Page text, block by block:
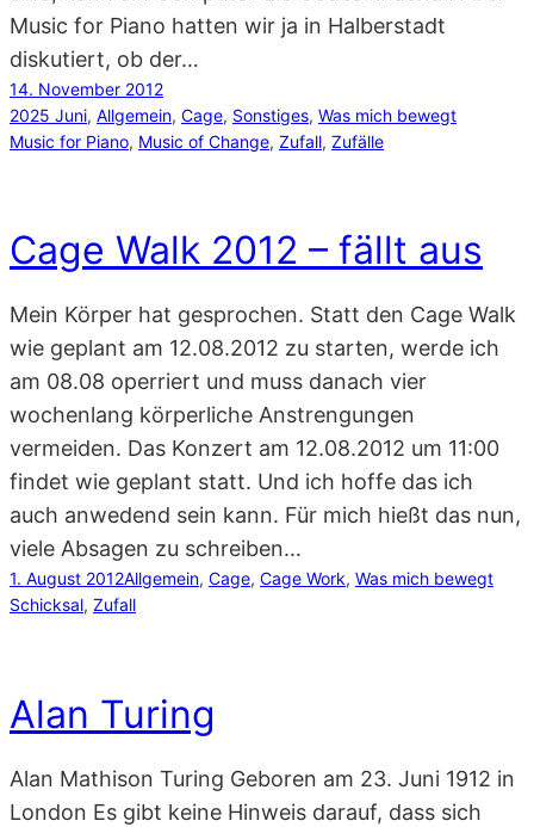
Music for Piano hatten wir ja in Halberstadt
diskutiert, ob der…
14. November 2012
2025 Juni, Allgemein, Cage, Sonstiges, Was mich bewegt
Music for Piano, Music of Change, Zufall, Zufälle
Cage Walk 2012 – fällt aus
Mein Körper hat gesprochen. Statt den Cage Walk
wie geplant am 12.08.2012 zu starten, werde ich
am 08.08 operriert und muss danach vier
wochenlang körperliche Anstrengungen
vermeiden. Das Konzert am 12.08.2012 um 11:00
findet wie geplant statt. Und ich hoffe das ich
auch anwedend sein kann. Für mich hießt das nun,
viele Absagen zu schreiben…
1. August 2012Allgemein, Cage, Cage Work, Was mich bewegt
Schicksal, Zufall
Alan Turing
Alan Mathison Turing Geboren am 23. Juni 1912 in
London Es gibt keine Hinweis darauf, dass sich